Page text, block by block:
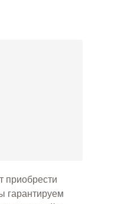
приобрести
гарантируем